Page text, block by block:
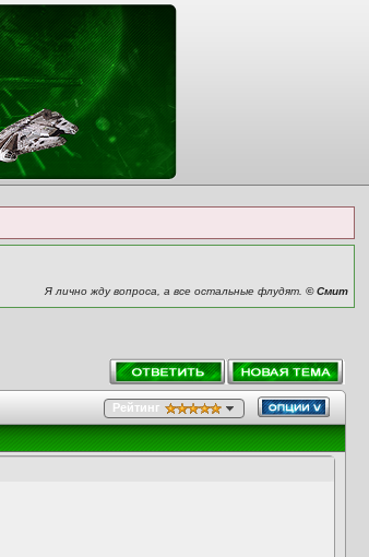
Я лично жду вопроса, а все остальные флудят. © Смит
Рейтинг